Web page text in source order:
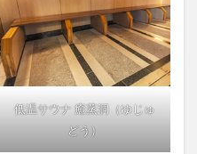
低温サウナ 癒蒸洞（ゆじゅ
どう）